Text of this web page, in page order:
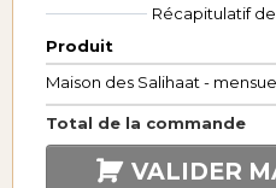
Récapitulatif
Produit
Maison des Salihaat -
Total de la commande
VALIDER